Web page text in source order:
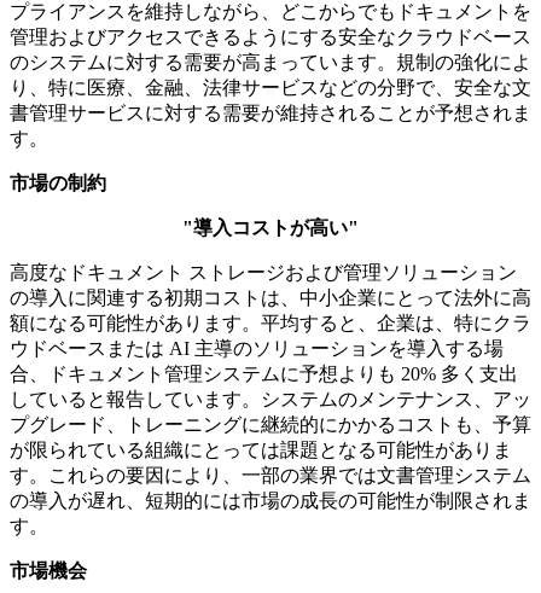
プライアンスを維持しながら、どこからでもドキュメントを
管理およびアクセスできるようにする安全なクラウドベース
のシステムに対する需要が高まっています。規制の強化によ
り、特に医療、金融、法律サービスなどの分野で、安全な文
書管理サービスに対する需要が維持されることが予想されま
す。
市場の制約
"導入コストが高い"
高度なドキュメント ストレージおよび管理ソリューション
の導入に関連する初期コストは、中小企業にとって法外に高
額になる可能性があります。平均すると、企業は、特にクラ
ウドベースまたは AI 主導のソリューションを導入する場
合、ドキュメント管理システムに予想よりも 20% 多く支出
していると報告しています。システムのメンテナンス、アッ
プグレード、トレーニングに継続的にかかるコストも、予算
が限られている組織にとっては課題となる可能性がありま
す。これらの要因により、一部の業界では文書管理システム
の導入が遅れ、短期的には市場の成長の可能性が制限されま
す。
市場機会